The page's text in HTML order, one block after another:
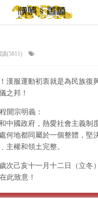
讀(5811)
漢服運動初衷就是為民族復
之邦！
開宗明義：
中國政府，熱愛社會主義制
何地都同屬於一個整體，堅
主權和領土完整。
次己亥十一月十二日（立冬
此致意！